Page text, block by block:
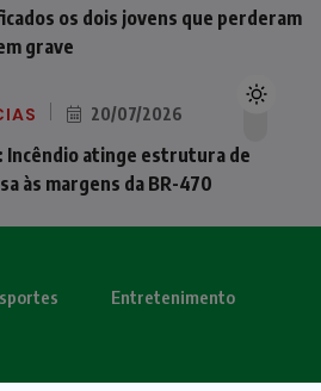
os dois jovens que perderam
grave
20/07/2026
Incêndio atinge estrutura de
às margens da BR-470
Entretenimento